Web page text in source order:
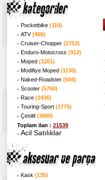
Pocketbike (110)
ATV(466)
Cruiser-Chopper (2753)
Enduro-Motocross (912)
Moped (1201)
Modifiye Moped (1130)
Naked-Roadster (604)
Scooter (5760)
Race (2436)
Touring-Sport (1775)
Çesitli (3600)
Toplam ilan : 21539
Acil Satılıklar
Kask (135)